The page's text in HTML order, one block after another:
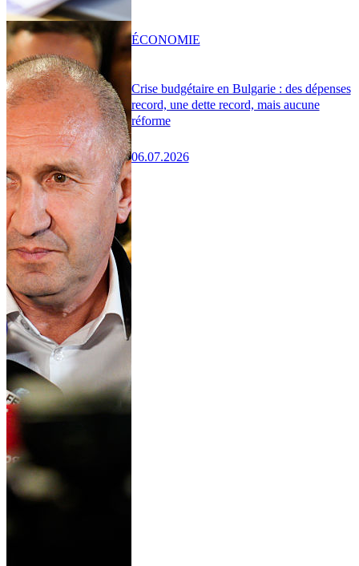
Crise budgétaire en Bulgarie : des dépenses
record, une dette record, mais aucune
réforme
06.07.2026
ÉCONOMIE